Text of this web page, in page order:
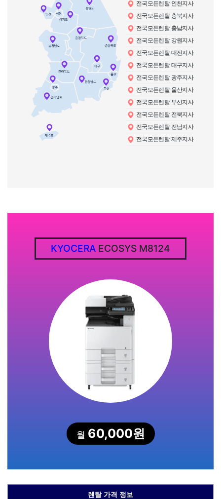
전국모든렌탈 인천지사
전국모든렌탈 충북지사
전국모든렌탈 충남지사
전국모든렌탈 강원지사
전국모든렌탈 대전지사
전국모든렌탈 대구지사
전국모든렌탈 광주지사
전국모든렌탈 울산지사
전국모든렌탈 부산지사
전국모든렌탈 전북지사
전국모든렌탈 전남지사
전국모든렌탈 제주지사
KYOCERA ECOSYS M8124
월 60,000원
렌탈 가격 정보